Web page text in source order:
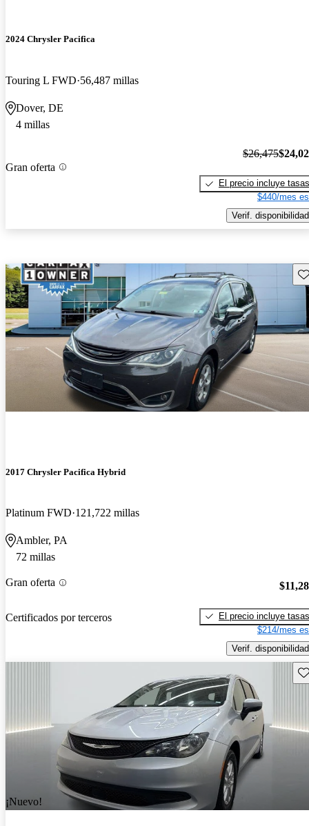
2024 Chrysler Pacifica
Touring L FWD 56,487 millas
Dover, DE
4 millas
Gran oferta
$26,475
El precio incluye tasas
$440/mes
Verif. disponibilidad
2017 Chrysler Pacifica Hybrid
Platinum FWD 121,722 millas
Ambler, PA
72 millas
Gran oferta
Certificados por terceros
El precio incluye tasas
$214/mes
Verif. disponibilidad
¡Nuevo!